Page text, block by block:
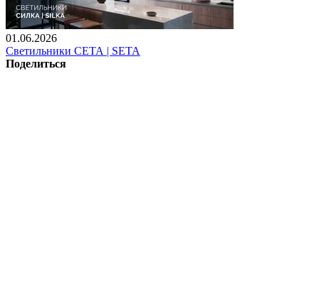
01.06.2026
Светильники СЕТА | SETA
Поделиться